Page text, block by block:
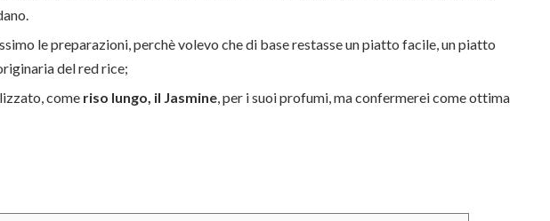
le preparazioni, perchè volevo che di base restasse un piatto facile, un piatto
del red rice;
come riso lungo, il Jasmine, per i suoi profumi, ma confermerei come ottima